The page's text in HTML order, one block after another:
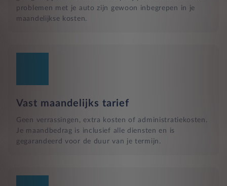
problemen met je auto zijn gewoon inbegrepen in je
maandelijkse kosten.
Vast maandelijks tarief
Geen verrassingen, extra kosten of administratiekosten.
Je maandbedrag is inclusief alle diensten en is
gegarandeerd voor de duur van je termijn.